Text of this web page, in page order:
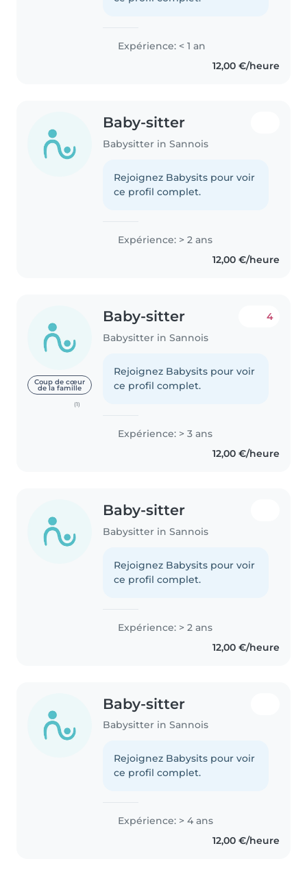
Expérience: < 1 an
12,00 €/heure
Baby-sitter
Babysitter in Sannois
Rejoignez Babysits pour voir
ce profil complet.
Expérience: > 2 ans
12,00 €/heure
Coup de cœur
de la famille
(1)
Baby-sitter
Babysitter in Sannois
4
Rejoignez Babysits pour voir
ce profil complet.
Expérience: > 3 ans
12,00 €/heure
Baby-sitter
Babysitter in Sannois
Rejoignez Babysits pour voir
ce profil complet.
Expérience: > 2 ans
12,00 €/heure
Baby-sitter
Babysitter in Sannois
Rejoignez Babysits pour voir
ce profil complet.
Expérience: > 4 ans
12,00 €/heure